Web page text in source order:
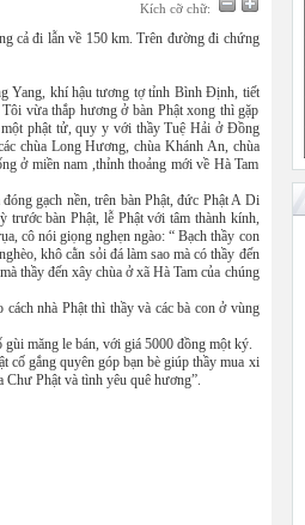
Kích cỡ chữ:
cả đi lẫn về 150 km. Trên đường đi chứng
Yang, khí hậu tương tợ tỉnh Bình Định, tiết
vừa thắp hương ở bàn Phật xong thì gặp
phật tử, quy y với thầy Tuệ Hải ở Đồng
chùa Long Hương, chùa Khánh An, chùa
ở miền nam ,thỉnh thoảng mới về Hà Tam
gạch nền, trên bàn Phật, đức Phật A Di
trước bàn Phật, lễ Phật với tâm thành kính,
cô nói giọng nghẹn ngào: “ Bạch thầy con
khô cằn sỏi đá làm sao mà có thầy đến
thầy đến xây chùa ở xã Hà Tam của chúng
nhà Phật thì thầy và các bà con ở vùng
măng le bán, với giá 5000 đồng một ký.
gắng quyên góp bạn bè giúp thầy mua xi
Phật và tình yêu quê hương”.